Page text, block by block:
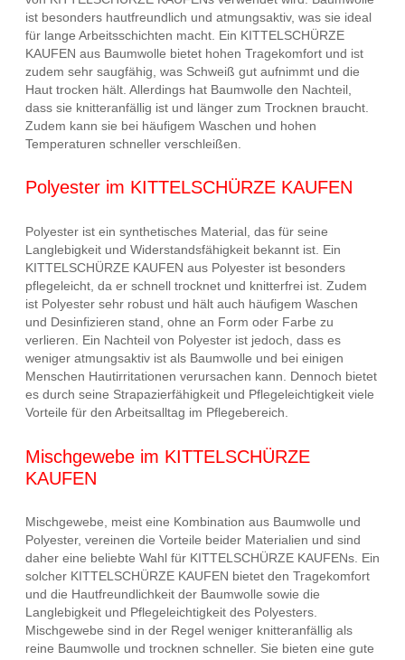
ist besonders hautfreundlich und atmungsaktiv, was sie ideal
für lange Arbeitsschichten macht. Ein KITTELSCHÜRZE
KAUFEN aus Baumwolle bietet hohen Tragekomfort und ist
zudem sehr saugfähig, was Schweiß gut aufnimmt und die
Haut trocken hält. Allerdings hat Baumwolle den Nachteil,
dass sie knitteranfällig ist und länger zum Trocknen braucht.
Zudem kann sie bei häufigem Waschen und hohen
Temperaturen schneller verschleißen.
Polyester im KITTELSCHÜRZE KAUFEN
Polyester ist ein synthetisches Material, das für seine
Langlebigkeit und Widerstandsfähigkeit bekannt ist. Ein
KITTELSCHÜRZE KAUFEN aus Polyester ist besonders
pflegeleicht, da er schnell trocknet und knitterfrei ist. Zudem
ist Polyester sehr robust und hält auch häufigem Waschen
und Desinfizieren stand, ohne an Form oder Farbe zu
verlieren. Ein Nachteil von Polyester ist jedoch, dass es
weniger atmungsaktiv ist als Baumwolle und bei einigen
Menschen Hautirritationen verursachen kann. Dennoch bietet
es durch seine Strapazierfähigkeit und Pflegeleichtigkeit viele
Vorteile für den Arbeitsalltag im Pflegebereich.
Mischgewebe im KITTELSCHÜRZE
KAUFEN
Mischgewebe, meist eine Kombination aus Baumwolle und
Polyester, vereinen die Vorteile beider Materialien und sind
daher eine beliebte Wahl für KITTELSCHÜRZE KAUFENs. Ein
solcher KITTELSCHÜRZE KAUFEN bietet den Tragekomfort
und die Hautfreundlichkeit der Baumwolle sowie die
Langlebigkeit und Pflegeleichtigkeit des Polyesters.
Mischgewebe sind in der Regel weniger knitteranfällig als
reine Baumwolle und trocknen schneller. Sie bieten eine gute